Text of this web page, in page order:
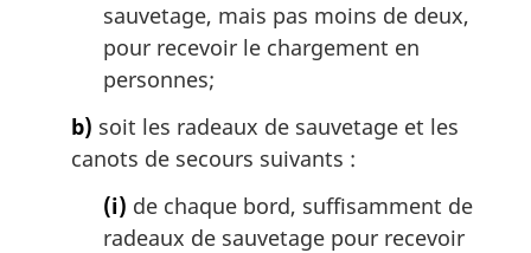
sauvetage, mais pas moins de deux,
pour recevoir le chargement en
personnes;
b) soit les radeaux de sauvetage et les
canots de secours suivants :
(i) de chaque bord, suffisamment de
radeaux de sauvetage pour recevoir